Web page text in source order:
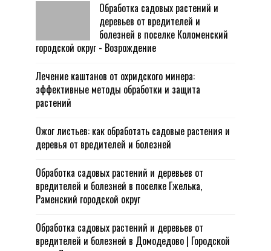
Обработка садовых растений и
деревьев от вредителей и
болезней в поселке Коломенский
городской округ - Возрождение
Лечение каштанов от охридского минера:
эффективные методы обработки и защита
растений
Ожог листьев: как обработать садовые растения и
деревья от вредителей и болезней
Обработка садовых растений и деревьев от
вредителей и болезней в поселке Гжелька,
Раменский городской округ
Обработка садовых растений и деревьев от
вредителей и болезней в Домодедово | Городской